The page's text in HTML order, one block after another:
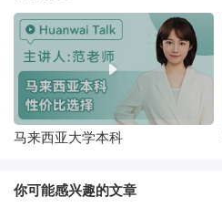
马来西亚大学本科
你可能感兴趣的文章